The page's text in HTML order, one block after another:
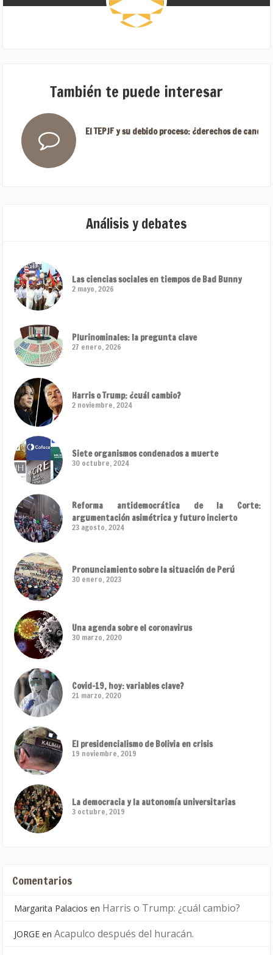
También te puede interesar
El TEPJF y su debido proceso: ¿derechos de
Análisis y debates
Las ciencias sociales en tiempos de Bad Bunny
2 mayo, 2026
Plurinominales: la pregunta clave
27 enero, 2026
Harris o Trump: ¿cuál cambio?
2 noviembre, 2024
Siete organismos condenados a muerte
30 octubre, 2024
Reforma antidemocrática de la Corte:
argumentación asimétrica y futuro incierto
23 agosto, 2024
Pronunciamiento sobre la situación de Perú
30 enero, 2023
Una agenda sobre el coronavirus
30 marzo, 2020
Covid-19, hoy: variables clave?
21 marzo, 2020
El presidencialismo de Bolivia en crisis
19 noviembre, 2019
La democracia y la autonomía universitarias
3 octubre, 2019
Comentarios
Margarita Palacios en Harris o Trump: ¿cuál cambio?
JORGE en Acapulco después del huracán.